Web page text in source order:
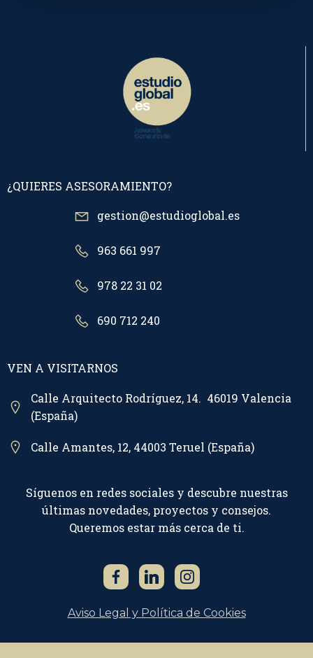
¿QUIERES ASESORAMIENTO?
gestion@estudioglobal.es
963 661 997
978 22 31 02
690 712 240
VEN A VISITARNOS
Calle Arquitecto Rodríguez, 14. 46019 Valencia
(España)
Calle Amantes, 12, 44003 Teruel (España)
Síguenos en redes sociales y descubre nuestras
últimas novedades, proyectos y consejos.
Queremos estar más cerca de ti.
Aviso Legal y Política de Cookies